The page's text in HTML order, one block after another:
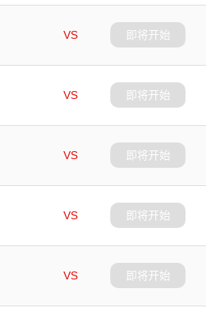
VS
即将开始
VS
即将开始
VS
即将开始
VS
即将开始
VS
即将开始